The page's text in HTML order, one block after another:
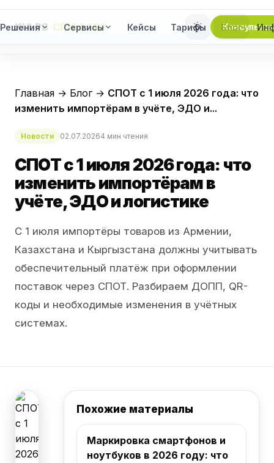
KULPS CRM & ERP
Решения Сервисы Кейсы Тарифы Блог
Главная → Блог → СПОТ с 1 июля 2026 года: что
изменить импортёрам в учёте, ЭДО и...
Новости 02.07.20264 мин чтения
СПОТ с 1 июля 2026 года: что
изменить импортёрам в
учёте, ЭДО и логистике
С 1 июля импортёры товаров из Армении,
Казахстана и Кыргызстана должны учитывать
обеспечительный платёж при оформлении
поставок через СПОТ. Разбираем ДОПП, QR-
коды и необходимые изменения в учётных
системах.
Похожие материалы
Маркировка смартфонов и
ноутбуков в 2026 году: что